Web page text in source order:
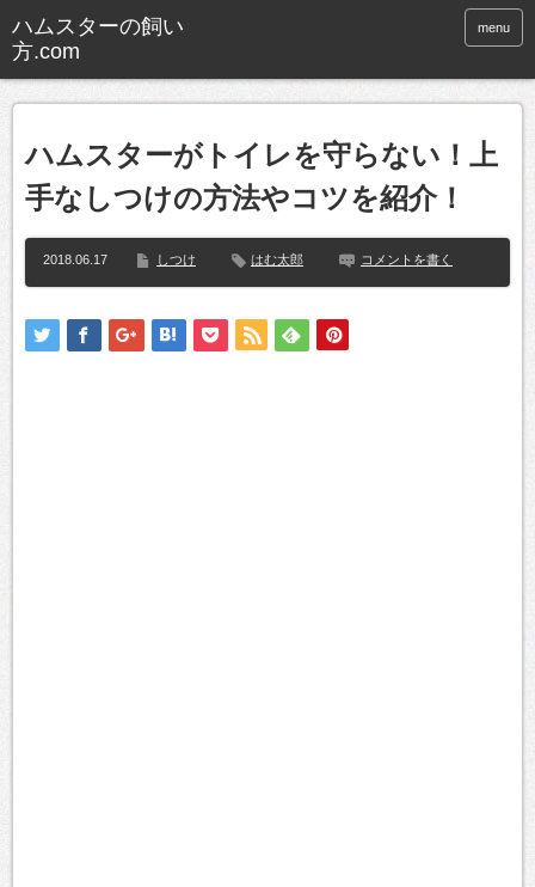
ハムスターの飼い
方.com
menu
ハムスターがトイレを守らない！上
手なしつけの方法やコツを紹介！
2018.06.17 しつけ はむ太郎 コメントを書く